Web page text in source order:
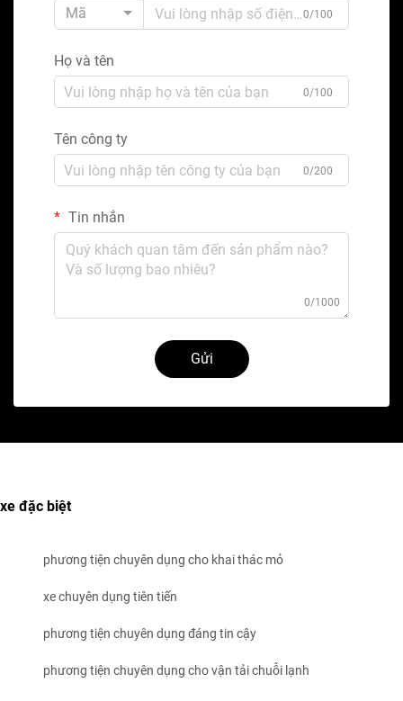
Mã
0/100
Họ và tên
0/100
Tên công ty
0/200
Tin nhắn
0/1000
Gửi
xe đặc biệt
phương tiện chuyên dụng cho khai thác mỏ
xe chuyên dụng tiên tiến
phương tiện chuyên dụng đáng tin cậy
phương tiện chuyên dụng cho vận tải chuỗi lạnh